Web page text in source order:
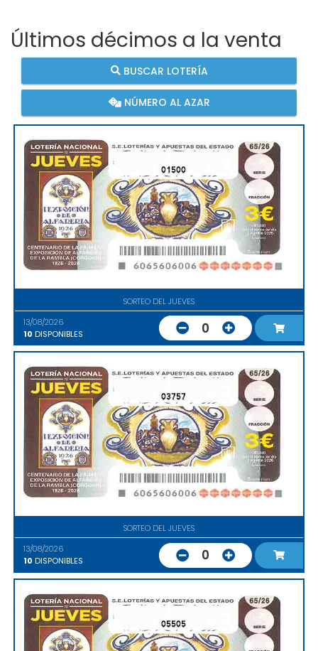
Últimos décimos a la venta
BUSCAR LOTERÍA
NÚMERO AL AZAR
01500
SORTEO DEL JUEVES
13/08/2026
10 DISPONIBLES 0
03757
SORTEO DEL JUEVES
13/08/2026
10 DISPONIBLES 0
05505